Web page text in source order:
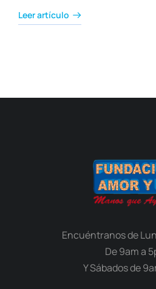
Leer artículo
Encuéntranos de
De 9am a
Y Sábados de